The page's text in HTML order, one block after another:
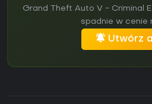
Grand Theft Auto V - Criminal
spadnie w cenie
Utwórz